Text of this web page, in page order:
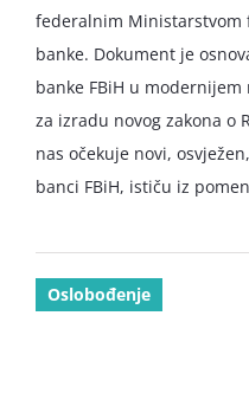
federalnim Ministarstvom
banke. Dokument je
banke FBiH u
za izradu novog zakona o
nas očekuje novi,
banci FBiH, ističu iz
Oslobođenje